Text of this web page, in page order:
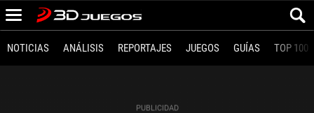
NOTICIAS ANÁLISIS REPORTAJES JUEGOS GUÍAS TOP 100